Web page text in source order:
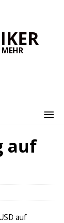
auf
auf